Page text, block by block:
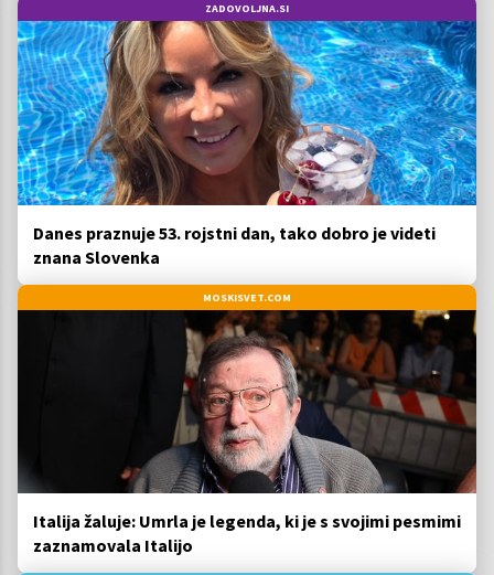
ZADOVOLJNA.SI
Danes praznuje 53. rojstni dan, tako dobro je videti
znana Slovenka
MOSKISVET.COM
Italija žaluje: Umrla je legenda, ki je s svojimi pesmimi
zaznamovala Italijo